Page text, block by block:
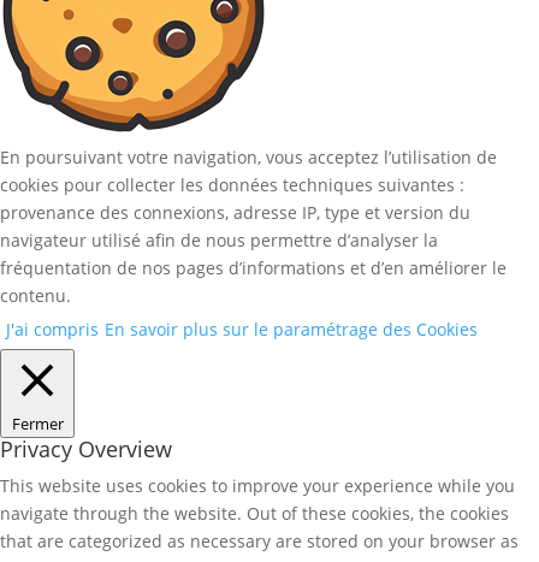
En poursuivant votre navigation, vous acceptez l’utilisation de
cookies pour collecter les données techniques suivantes :
provenance des connexions, adresse IP, type et version du
navigateur utilisé afin de nous permettre d’analyser la
fréquentation de nos pages d’informations et d’en améliorer le
contenu.
J'ai compris En savoir plus sur le paramétrage des Cookies
Fermer
Privacy Overview
This website uses cookies to improve your experience while you
navigate through the website. Out of these cookies, the cookies
that are categorized as necessary are stored on your browser as